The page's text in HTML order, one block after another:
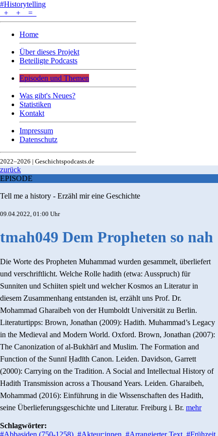
#Historytelling
+
+ =
Home
Über dieses Projekt
Beteiligte Podcasts
Episoden und Themen
Was gibt's Neues?
Statistiken
Kontakt
Impressum
Datenschutz
2022–2026 | Geschichtspodcasts.de
zurück
EPISODE
Tell me a history - Erzähl mir eine Geschichte
09.04.2022, 01:00 Uhr
tmah049 Dem Propheten so nah
Die Worte des Propheten Muhammad wurden gesammelt, überliefert
und verschriftlicht. Welche Rolle hadith (etwa: Ausspruch) für
Sunniten und Schiiten spielt und welcher Kosmos an Literatur in
diesem Zusammenhang entstanden ist, erzählt uns Prof. Dr.
Mohammad Gharaibeh von der Humboldt Universität zu Berlin.
Literaturtipps: Brown, Jonathan (2009): Hadith. Muhammad’s Legacy
in the Medieval and Modern World. Oxford. Brown, Jonathan (2007):
The Canonization of al-Bukhārī and Muslim. The Formation and
Function of the Sunnī Ḥadīth Canon. Leiden. Davidson, Garrett
(2000): Carrying on the Tradition. A Social and Intellectual History of
Hadith Transmission across a Thousand Years. Leiden. Gharaibeh,
Mohammad (2016): Einführung in die Wissenschaften des Hadith,
seine Überlieferungsgeschichte und Literatur. Freiburg i. Br. mehr
Schlagwörter:
#Abbasiden (750-1258) #Akteur:innen #Arrangierter Text #Frühzeit